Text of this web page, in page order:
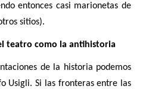
entonces casi marionetas de
sitios).
teatro como la antihistoria
de la historia podemos
Usigli. Si las fronteras entre las